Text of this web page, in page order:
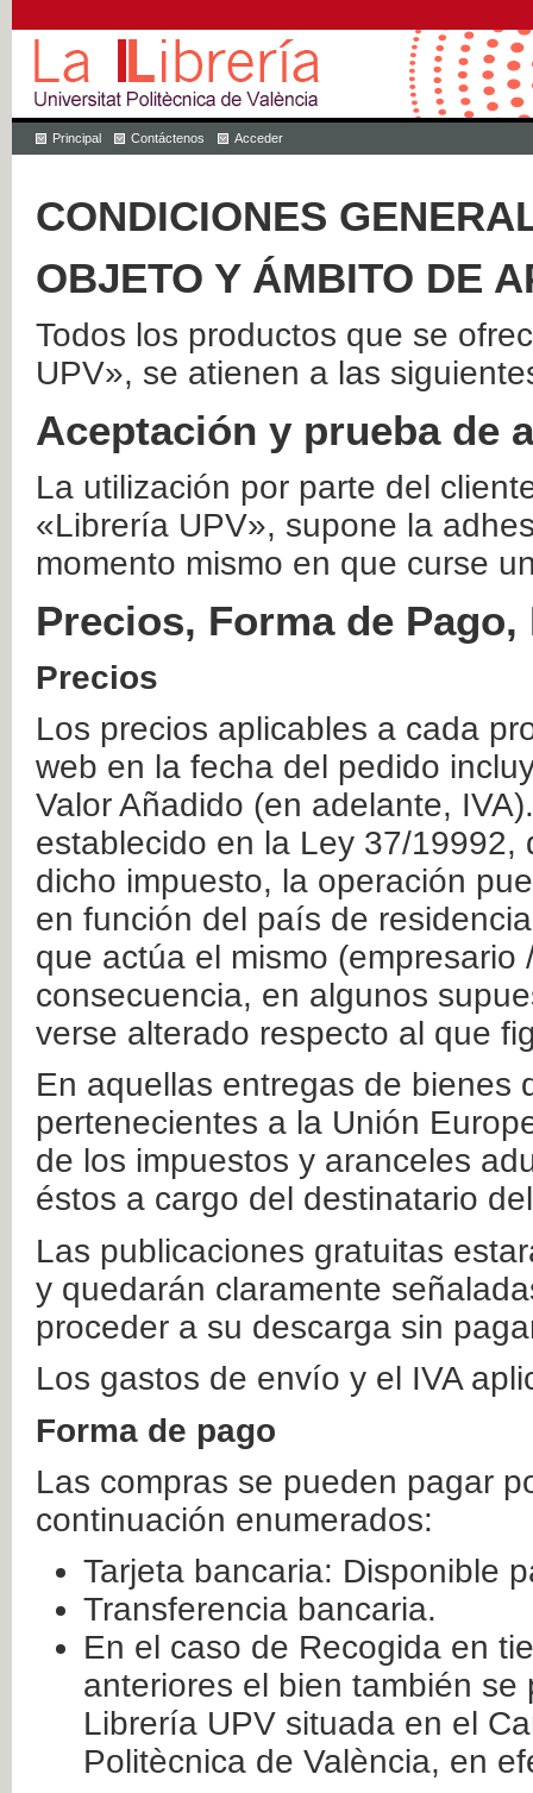
Principal Contáctenos Acceder
CONDICIONES
OBJETO Y ÁMBITO DE
Todos los productos que se
UPV», se atienen a las
Aceptación y prueba de
La utilización por parte del
«Librería UPV», supone la
momento mismo en que curse
Precios, Forma de
Precios
Los precios aplicables a cada
web en la fecha del pedido
Valor Añadido (en adelante,
establecido en la Ley 37/
dicho impuesto, la operación
en función del país de
que actúa el mismo
consecuencia, en algunos
verse alterado respecto al que
En aquellas entregas de bienes
pertenecientes a la Unión
de los impuestos y aranceles
éstos a cargo del destinatario
Las publicaciones gratuitas
y quedarán claramente
proceder a su descarga sin
Los gastos de envío y el IVA
Forma de pago
Las compras se pueden pagar
continuación enumerados:
Tarjeta bancaria: Disponible
Transferencia bancaria.
En el caso de Recogida en
anteriores el bien también
Librería UPV situada en el
Politècnica de València, en